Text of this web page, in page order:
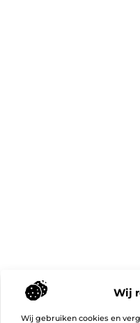
Wij
Wij gebruiken cookies en